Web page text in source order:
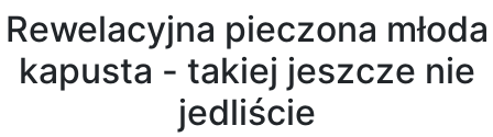
Rewelacyjna pieczona młoda
kapusta - takiej jeszcze nie
jedliście